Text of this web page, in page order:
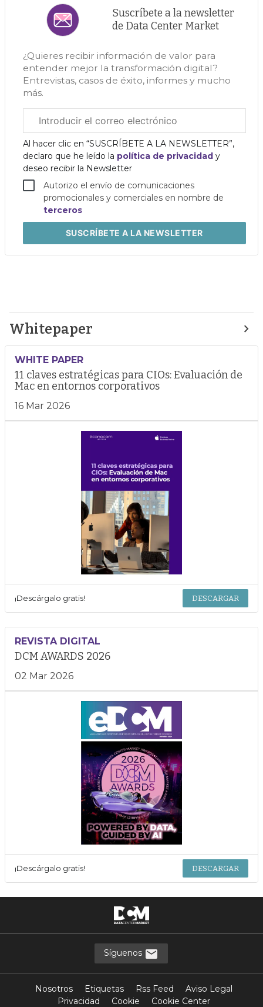
Suscríbete a la newsletter
de Data Center Market
¿Quieres recibir información de valor para
entender mejor la transformación digital?
Entrevistas, casos de éxito, informes y mucho
más.
electrónico
corporativo
Al hacer clic en “SUSCRÍBETE A LA NEWSLETTER”,
declaro que he leído la política de privacidad y
deseo recibir la Newsletter
Autorizo el envío de comunicaciones
promocionales y comerciales en nombre de
terceros
SUSCRÍBETEA LA NEWSLETTER
Whitepaper
WHITE PAPER
11 claves estratégicas para CIOs: Evaluación de
Mac en entornos corporativos
16 Mar 2026
¡Descárgalo gratis! DESCARGAR
REVISTA DIGITAL
DCM AWARDS 2026
02 Mar 2026
¡Descárgalo gratis! DESCARGAR
Síguenos
Nosotros Etiquetas Rss Feed
Aviso Legal
Privacidad
Cookie Cookie Center